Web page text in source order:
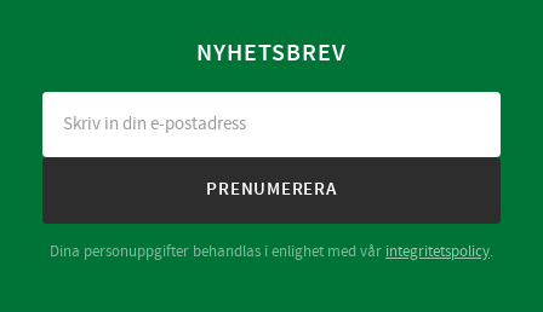
NYHETSBREV
PRENUMERERA
Dina personuppgifter behandlas i enlighet med vår integritetspolicy.